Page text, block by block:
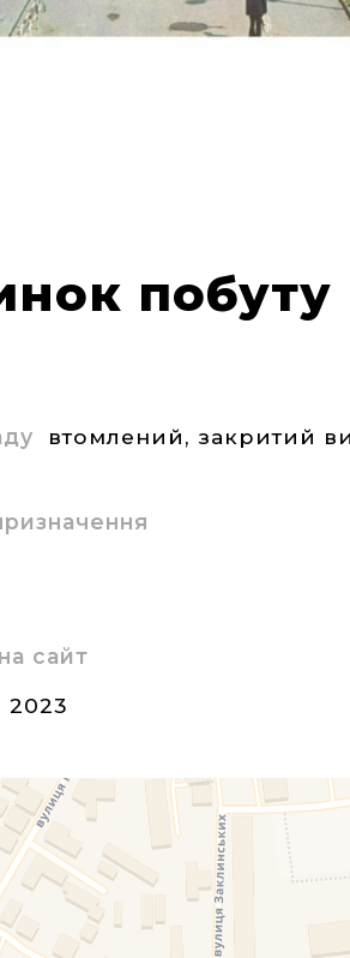
побуту
втомлений, закритий
сайт
2023